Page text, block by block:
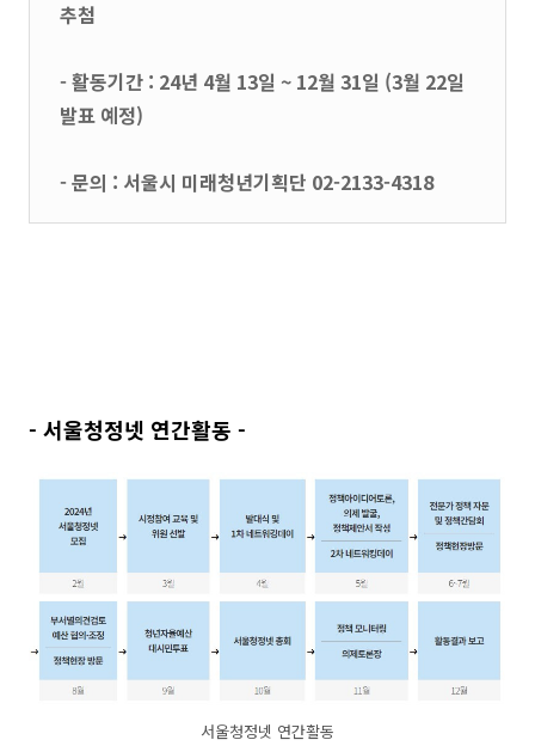
추첨
- 활동기간 : 24년 4월 13일 ~ 12월 31일 (3월 22일
발표 예정)
- 문의 : 서울시 미래청년기획단 02-2133-4318
- 서울청정넷 연간활동 -
서울청정넷 연간활동